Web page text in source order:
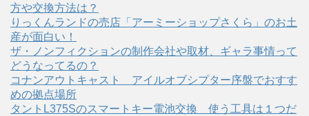
方や交換方法は？
りっくんランドの売店「アーミーショップさくら」のお土
産が面白い！
ザ・ノンフィクションの制作会社や取材、ギャラ事情って
どうなってるの？
コナンアウトキャスト アイルオブシプター序盤でおすす
めの拠点場所
タントL375Sのスマートキー電池交換 使う工具は１つだ